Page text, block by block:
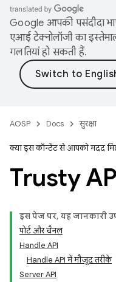
Google आपकी पसंदीदा
एआई टेक्नोलॉजी का
गलतियां हो सकती हैं.
AOSP Docs सुरक्षा
क्या इस कॉन्टेंट से आपको मदद
Trusty
इस पेज पर, यह जानकारी
पोर्ट और चैनल
Handle API
Handle API में मौजूद तरीके
Server API